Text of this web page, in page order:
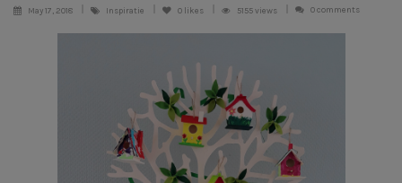
May 17, 2018 Inspiratie 0 likes 5155 views 0 comments